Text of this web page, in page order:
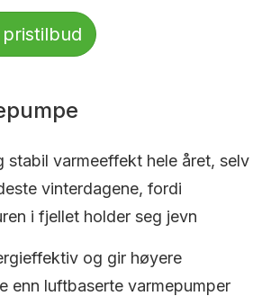
stabil varmeeffekt hele året, selv
vinterdagene, fordi
i fjellet holder seg jevn
og gir høyere
enn luftbaserte varmepumper